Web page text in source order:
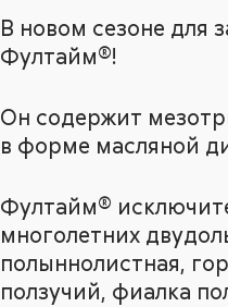
В новом сезоне для
Фултайм®!
Он содержит
в форме масляной
Фултайм®
многолетних
полыннолистная,
ползучий, фиалка